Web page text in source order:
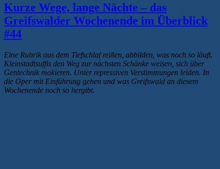
Kurze Wege, lange Nächte – das
Greifswalder Wochenende im Überblick
#44
Eine Rubrik aus dem Tiefschlaf reißen, abbilden, was noch so läuft.
Kleinstadtsuffis den Weg zur nächsten Schänke weisen, sich über
Gentechnik mokieren. Unter repressiven Verstimmungen leiden. In
die Oper mit Einführung gehen und was Greifswald an diesem
Wochenende noch so hergibt.